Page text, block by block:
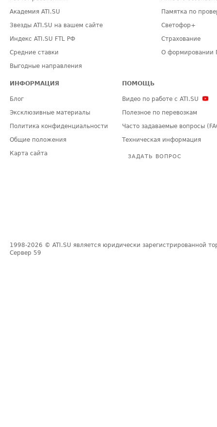
Академия ATI.SU
Звезды ATI.SU на вашем сайте
Индекс ATI.SU FTL РФ
Средние ставки
Выгодные направления
Памятка по
Светофор+
Страхование
О формировании
ИНФОРМАЦИЯ
Блог
Эксклюзивные материалы
Политика конфиденциальности
Общие положения
Карта сайта
ПОМОЩЬ
Видео по работе с ATI.SU
Полезное по перевозкам
Часто задаваемые вопросы
Техническая информация
ЗАДАТЬ ВОПРОС
1998-2026 © ATI.SU является юридически зарегистрированной
Сервер 59